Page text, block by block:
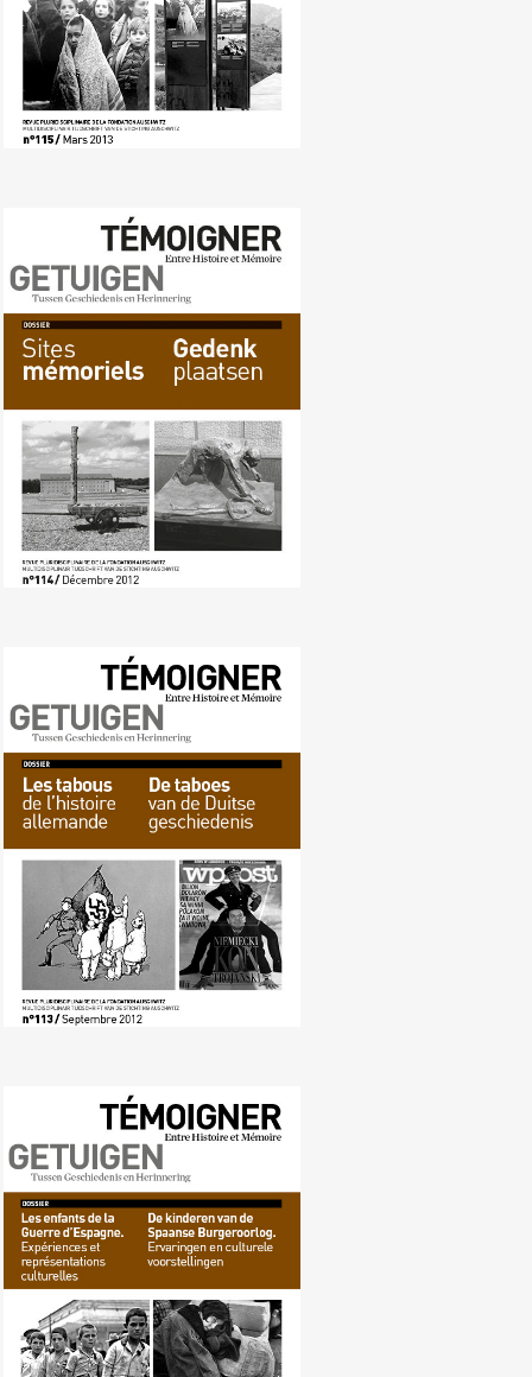
Nr. 114 (12/2012) Gedenkplaatsen
Nr. 113 (09/2012) De taboes van
de Duitse geschiedenis
Nr. 112 (06/2012) De kinderen van
de Spaanse burgeroorlog